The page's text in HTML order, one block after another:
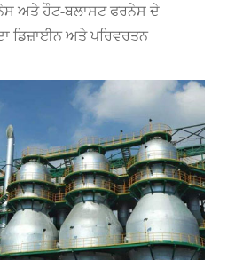
ਅਤੇ ਹੌਟ-ਬਲਾਸਟ ਫਰਨੇਸ ਦੇ
ਡਿਜ਼ਾਈਨ ਅਤੇ ਪਰਿਵਰਤਨ